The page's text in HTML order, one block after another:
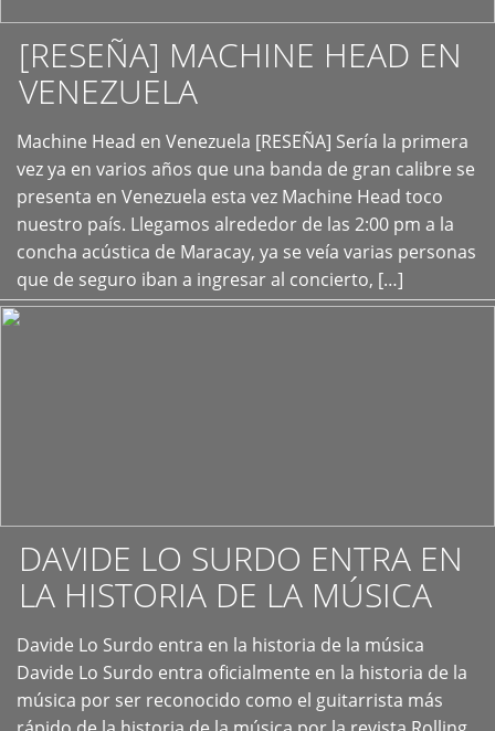
[RESEÑA] MACHINE HEAD EN
VENEZUELA
Machine Head en Venezuela [RESEÑA] Sería la primera
vez ya en varios años que una banda de gran calibre se
presenta en Venezuela esta vez Machine Head toco
nuestro país. Llegamos alrededor de las 2:00 pm a la
concha acústica de Maracay, ya se veía varias personas
que de seguro iban a ingresar al concierto, […]
+
DAVIDE LO SURDO ENTRA EN
LA HISTORIA DE LA MÚSICA
Davide Lo Surdo entra en la historia de la música
Davide Lo Surdo entra oficialmente en la historia de la
música por ser reconocido como el guitarrista más
+